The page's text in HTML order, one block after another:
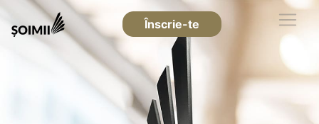
Înscrie-te